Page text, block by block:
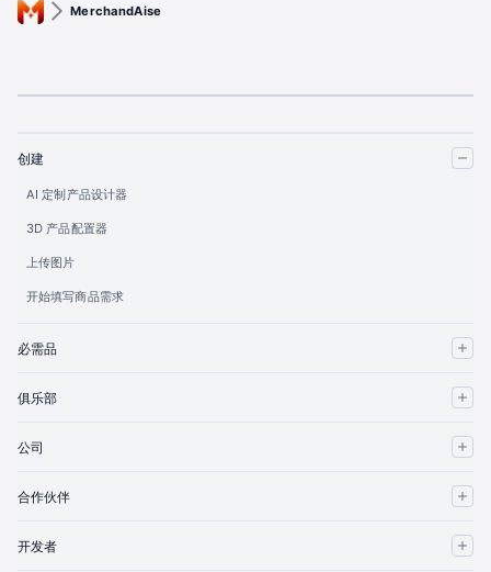
MerchandAise
创建
AI 定制产品设计器
3D 产品配置器
上传图片
开始填写商品需求
必需品
俱乐部
公司
合作伙伴
开发者